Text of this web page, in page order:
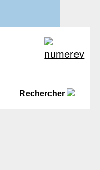
Rechercher